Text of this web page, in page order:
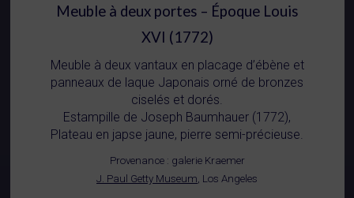
Meuble à deux portes – Époque Louis
XVI (1772)
Meuble à deux vantaux en placage d’ébène et
panneaux de laque Japonais orné de bronzes
ciselés et dorés.
Estampille de Joseph Baumhauer (1772),
Plateau en japse jaune, pierre semi-précieuse.
Provenance : galerie Kraemer
J. Paul Getty Museum, Los Angeles